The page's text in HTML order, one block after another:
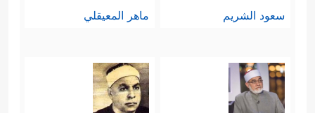
سعود الشريم ماهر المعيقلي